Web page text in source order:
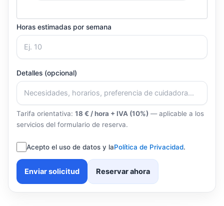
Horas estimadas por semana
Detalles (opcional)
Tarifa orientativa: 18 € / hora + IVA (10%) — aplicable a los
servicios del formulario de reserva.
Acepto el uso de datos y laPolítica de Privacidad.
Enviar solicitud Reservar ahora